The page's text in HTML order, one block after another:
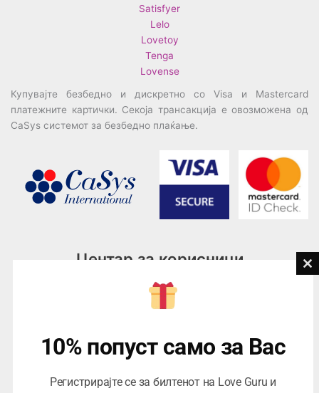
Satisfyer
Lelo
Lovetoy
Tenga
Lovense
Купувајте безбедно и дискретно со Visa и Mastercard
платежните картички. Секоја трансакција е овозможена од
CaSys системот за безбедно плаќање.
Центар за корисници
076945497; 076945498
contact@loveguru.mk
Саб – Нед: 10-18
10% попуст само за Вас
Регистрирајте се за билтенот на Love Guru и